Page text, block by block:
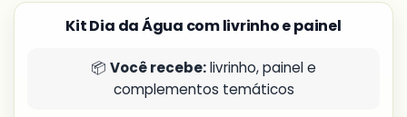
Kit Dia da Água com livrinho e painel
📦 Você recebe:livrinho, painel e
complementos temáticos